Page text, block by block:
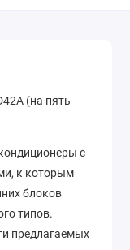
(на пять
с
к которым
блоков
типов.
предлагаемых